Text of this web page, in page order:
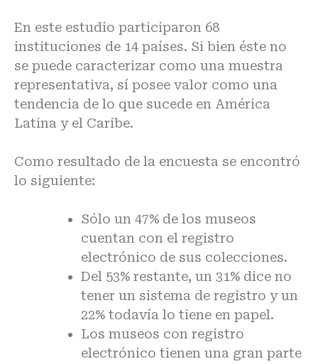
En este estudio participaron 68
instituciones de 14 países. Si bien éste no
se puede caracterizar como una muestra
representativa, sí posee valor como una
tendencia de lo que sucede en América
Latina y el Caribe.
Como resultado de la encuesta se encontró
lo siguiente:
Sólo un 47% de los museos
cuentan con el registro
electrónico de sus colecciones.
Del 53% restante, un 31% dice no
tener un sistema de registro y un
22% todavía lo tiene en papel.
Los museos con registro
electrónico tienen una gran parte